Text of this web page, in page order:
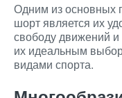
Одним из основных
шорт является их
свободу движений
их идеальным
видами спорта.